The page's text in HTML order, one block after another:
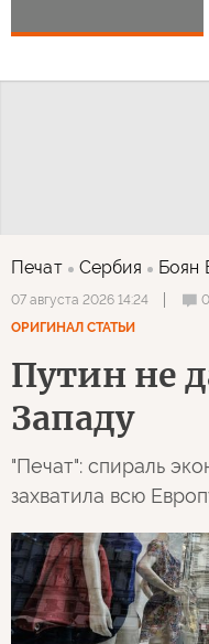
Печат Сербия Боян
07 августа 2026 14:24 0
ОРИГИНАЛ СТАТЬИ
Путин не
Западу
"Печат": спираль
захватила всю